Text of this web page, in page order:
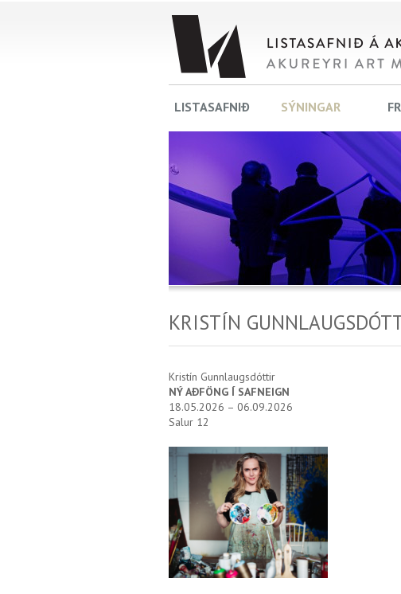
KRISTÍN
Kristín Gunnlaugsdóttir
NÝ AÐFÖNG Í SAFNEIGN
18.05.2026 – 06.09.2026
Salur 12
LISTASAFNIÐ SÝNINGAR